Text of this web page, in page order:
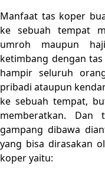
Manfaat tas koper
ke sebuah tempat
umroh maupun
ketimbang dengan
hampir seluruh
pribadi ataupun
ke sebuah tempat,
memberatkan. Dan
gampang dibawa
yang bisa dirasakan
koper yaitu: